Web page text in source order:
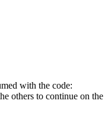
with the code:
others to continue on the